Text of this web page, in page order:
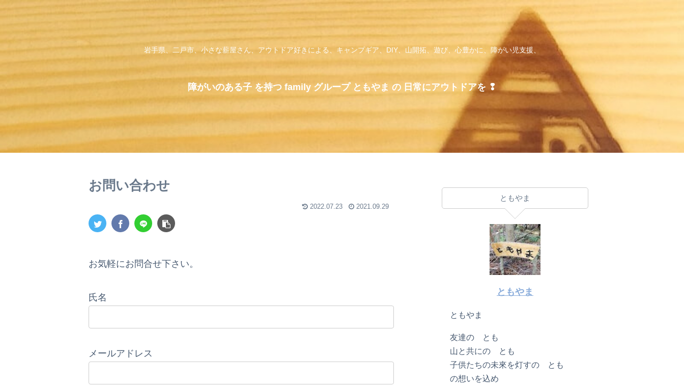
岩手県、二戸市、小さな薪屋さん、アウトドア好きによる、キャンプギア、DIY、山開拓、遊び、心豊かに、障がい児支援、
障がいのある子 を持つ family グループ ともやま の 日常にアウトドアを ❢
お問い合わせ
2022.07.23 2021.09.29
お気軽にお問合せ下さい。
氏名
メールアドレス
ともやま
ともやま
ともやま
友達の とも
山と共にの とも
子供たちの未來を灯すの とも
の想いを込め